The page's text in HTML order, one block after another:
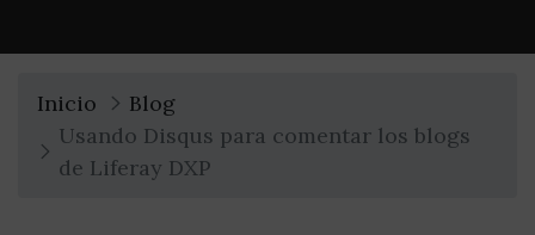
Inicio
Blog
Usando Disqus para comentar los blogs
de Liferay DXP